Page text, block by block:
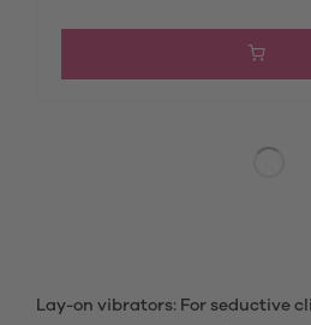
Lay-on vibrators: For seductive